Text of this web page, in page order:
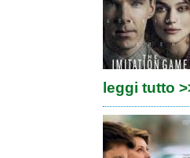
leggi tutto